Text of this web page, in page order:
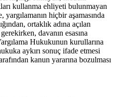
kullanma ehliyeti bulunmayan
yargılamanın hiçbir aşamasında
ortaklık adına açılan
davanın esasına
Hukukunun kurullarına
aykırı sonuç ifade etmesi
kanun yararına bozulması